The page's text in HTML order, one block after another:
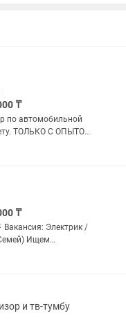
₸
по автомобильной
регулировка и
ламп —...
₸
Вакансия: Электрик /
Ищем
профессионалов
сотрудничества.
и тв-тумбу